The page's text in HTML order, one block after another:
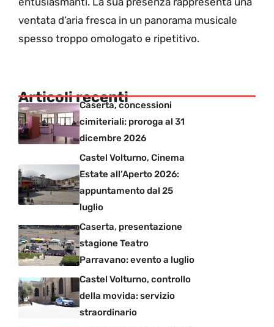
ventata d’aria fresca in un panorama musicale
spesso troppo omologato e ripetitivo.
Articoli recenti
Caserta, concessioni
cimiteriali: proroga al 31
dicembre 2026
Castel Volturno, Cinema
Estate all’Aperto 2026:
appuntamento dal 25
luglio
Caserta, presentazione
stagione Teatro
Parravano: evento a luglio
Castel Volturno, controllo
della movida: servizio
straordinario